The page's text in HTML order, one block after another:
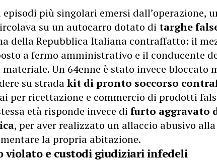
episodi più singolari emersi dall’operazione,
su un autocarro dotato di targhe
della Repubblica Italiana contraffatto: il
a fermo amministrativo e il conducente
Un 64enne è stato invece bloccato
su stradakit di pronto soccorso
per ricettazione e commercio di prodotti
età risponde invece di furto aggravato
, per aver realizzato un allaccio abusivo
la propria abitazione.
violato e custodi giudiziari infedeli